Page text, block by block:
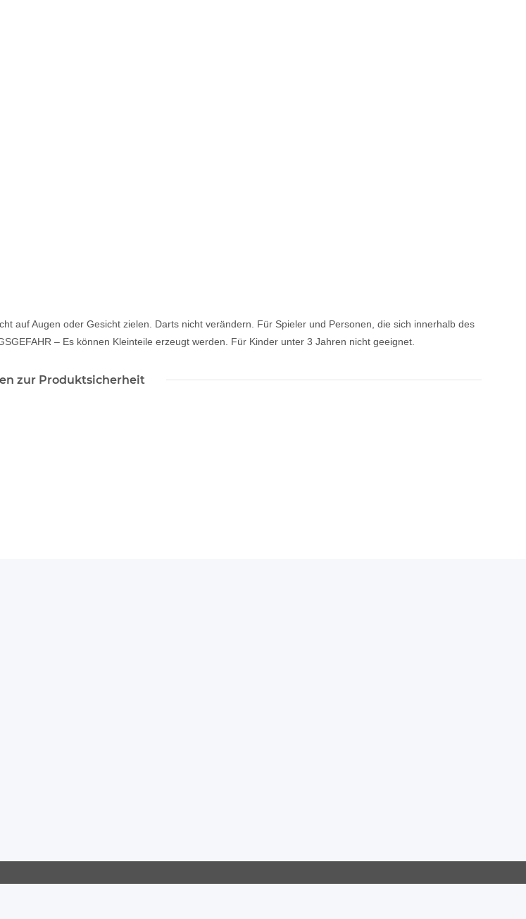
auf Augen oder Gesicht zielen. Darts nicht verändern. Für Spieler und Personen, die sich innerhalb des
– Es können Kleinteile erzeugt werden. Für Kinder unter 3 Jahren nicht geeignet.
zur Produktsicherheit